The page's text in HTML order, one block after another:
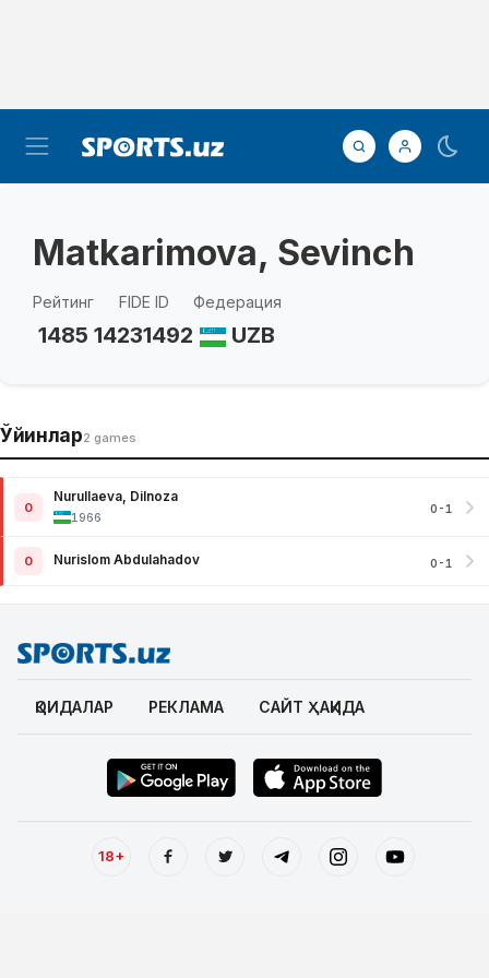
Matkarimova, Sevinch
Рейтинг
1485
FIDE ID
14231492
Федерация
UZB
Ўйинлар2 games
0
Nurullaeva, Dilnoza
1966
0-1
0 Nurislom Abdulahadov 0-1
ҚОИДАЛАР РЕКЛАМА САЙТ ҲАҚИДА
18+